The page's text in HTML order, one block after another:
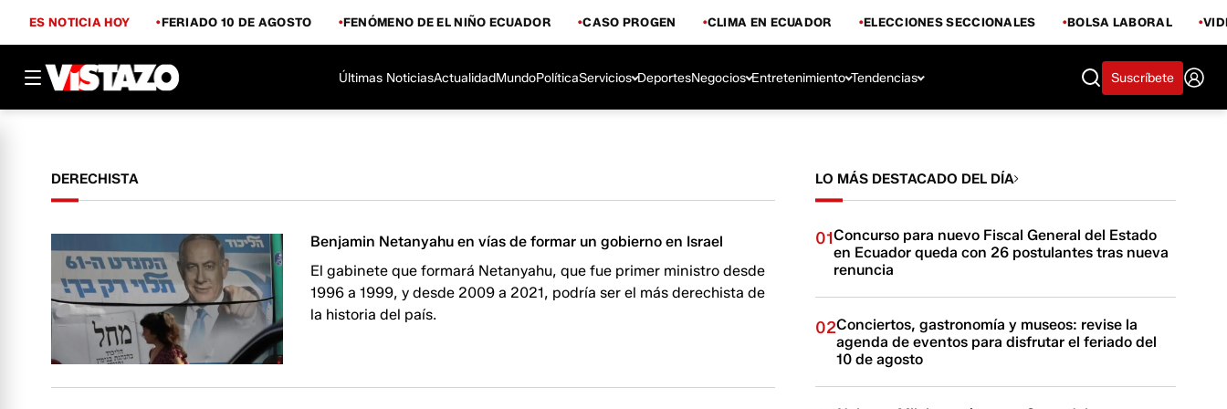
ES NOTICIA HOY FERIADO 10 DE AGOSTO FENÓMENO DE EL NIÑO ECUADOR CASO PROGEN CLIMA EN ECUADOR ELECCIONES SECCIONALES BOLSA LABORAL
Últimas NoticiasActualidadMundoPolíticaServicios DeportesNegocios Entretenimiento Tendencias Suscríbete
DERECHISTA
Benjamin Netanyahu en vías de formar un gobierno en Israel
El gabinete que formará Netanyahu, que fue primer ministro desde
1996 a 1999, y desde 2009 a 2021, podría ser el más derechista de
la historia del país.
LO MÁS DESTACADO DEL DÍA
01Concurso para nuevo Fiscal General del Estado
en Ecuador queda con 26 postulantes tras nueva
renuncia
02Conciertos, gastronomía y museos: revise la
agenda de eventos para disfrutar el feriado del
10 de agosto